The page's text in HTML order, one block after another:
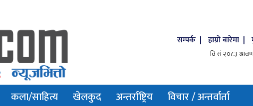
सम्पर्क | हाम्रो बारेमा |
कला/साहित्य खेलकुद अन्तर्राष्ट्रिय विचार / अन्तर्वार्ता